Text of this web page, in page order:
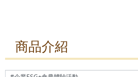
商品介紹